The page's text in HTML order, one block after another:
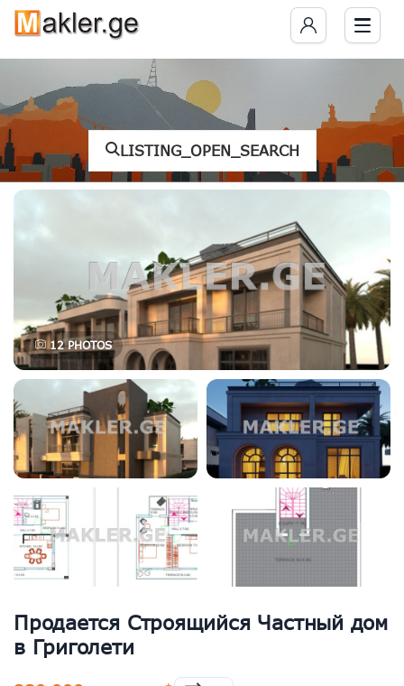
LISTING_OPEN_SEARCH
12PHOTOS
Продается Строящийся Частный дом
в Григолети